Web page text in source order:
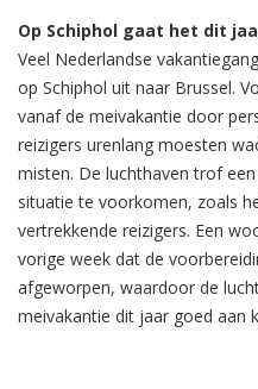
Op Schiphol gaat het dit
Veel Nederlandse
op Schiphol uit naar Brussel.
vanaf de meivakantie door
reizigers urenlang moesten
misten. De luchthaven trof
situatie te voorkomen, zoals
vertrekkende reizigers. Een
vorige week dat de
afgeworpen, waardoor de
meivakantie dit jaar goed aan